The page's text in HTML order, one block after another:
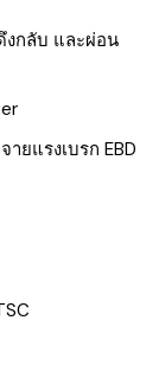
กลับ และผ่อน
ยแรงเบรก EBD